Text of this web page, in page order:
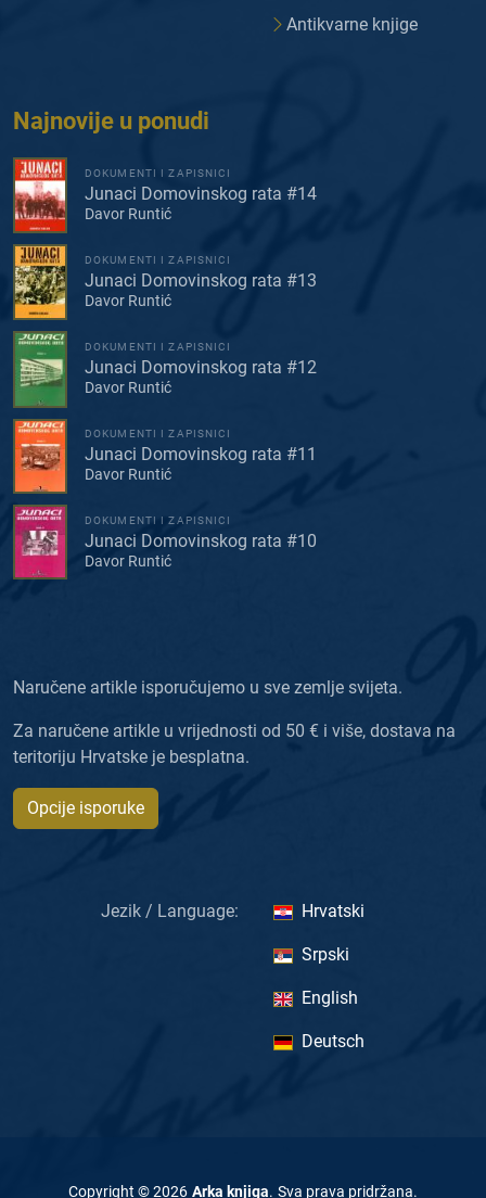
Antikvarne knjige
Najnovije u ponudi
DOKUMENTI I ZAPISNICI
Junaci Domovinskog rata #14
Davor Runtić
DOKUMENTI I ZAPISNICI
Junaci Domovinskog rata #13
Davor Runtić
DOKUMENTI I ZAPISNICI
Junaci Domovinskog rata #12
Davor Runtić
DOKUMENTI I ZAPISNICI
Junaci Domovinskog rata #11
Davor Runtić
DOKUMENTI I ZAPISNICI
Junaci Domovinskog rata #10
Davor Runtić
Naručene artikle isporučujemo u sve zemlje svijeta.
Za naručene artikle u vrijednosti od 50 € i više, dostava na
teritoriju Hrvatske je besplatna.
Opcije isporuke
Jezik / Language: Hrvatski
Srpski
English
Deutsch
Copyright ©2026 Arka knjiga. Sva prava pridržana.